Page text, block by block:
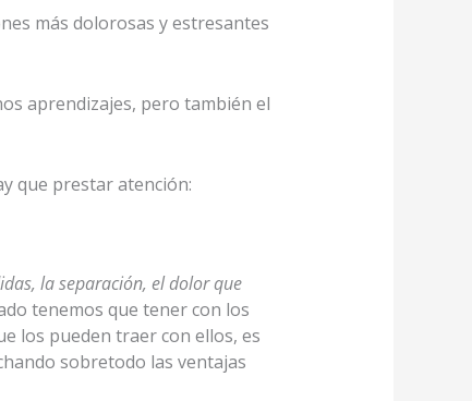
más dolorosas y estresantes
aprendizajes, pero también el
que prestar atención:
la separación, el dolor que
tenemos que tener con los
los pueden traer con ellos, es
sobretodo las ventajas